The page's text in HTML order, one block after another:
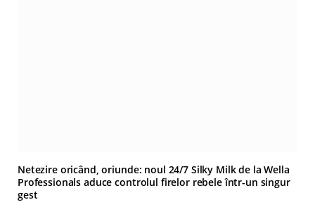
Netezire oricând, oriunde: noul 24/7 Silky Milk de la Wella
Professionals aduce controlul firelor rebele într-un singur
gest